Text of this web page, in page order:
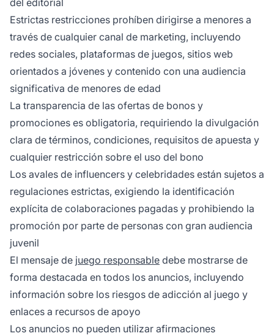
del editorial
Estrictas restricciones prohíben dirigirse a menores a
través de cualquier canal de marketing, incluyendo
redes sociales, plataformas de juegos, sitios web
orientados a jóvenes y contenido con una audiencia
significativa de menores de edad
La transparencia de las ofertas de bonos y
promociones es obligatoria, requiriendo la divulgación
clara de términos, condiciones, requisitos de apuesta y
cualquier restricción sobre el uso del bono
Los avales de influencers y celebridades están sujetos a
regulaciones estrictas, exigiendo la identificación
explícita de colaboraciones pagadas y prohibiendo la
promoción por parte de personas con gran audiencia
juvenil
El mensaje de juego responsable debe mostrarse de
forma destacada en todos los anuncios, incluyendo
información sobre los riesgos de adicción al juego y
enlaces a recursos de apoyo
Los anuncios no pueden utilizar afirmaciones